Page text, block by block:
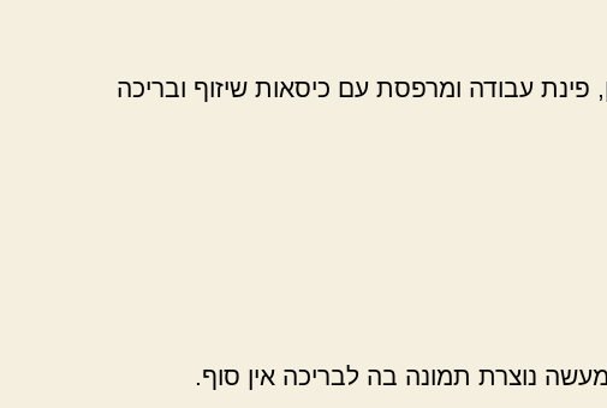
פינת עבודה ומרפסת עם כיסאות שיזוף ובריכה
נוצרת תמונה בה לבריכה אין סוף.